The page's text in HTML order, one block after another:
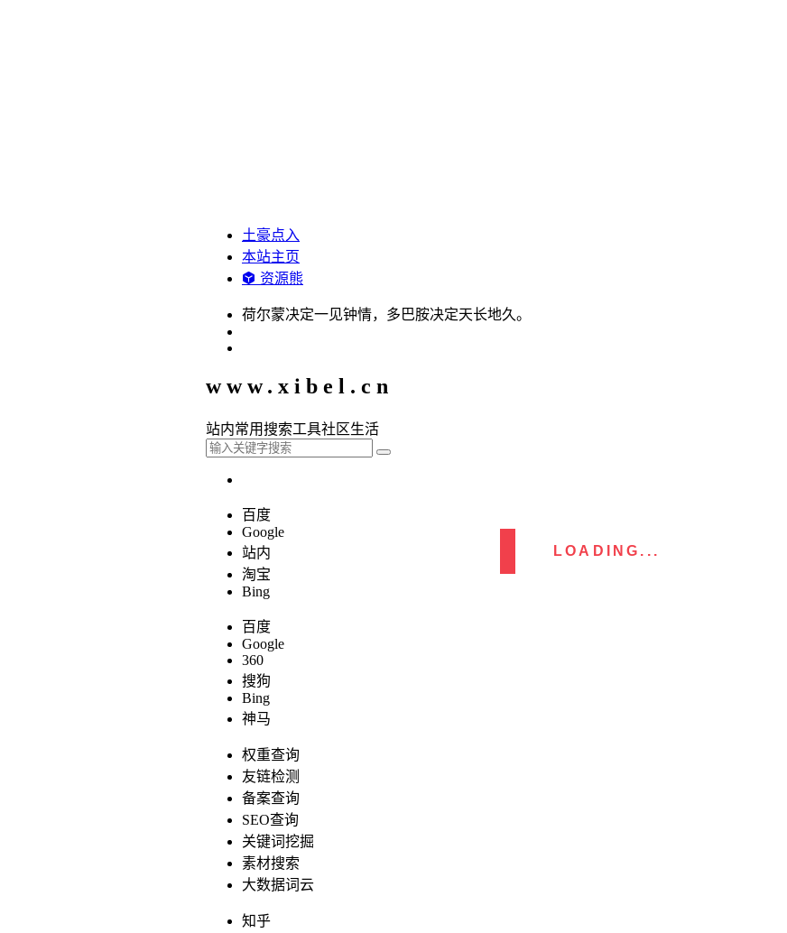
LOADING...
土豪点入
本站主页
资源熊
荷尔蒙决定一见钟情，多巴胺决定天长地久。
www.xibel.cn
站内常用搜索工具社区生活
百度
Google
站内
淘宝
Bing
百度
Google
360
搜狗
Bing
神马
权重查询
友链检测
备案查询
SEO查询
关键词挖掘
素材搜索
大数据词云
知乎